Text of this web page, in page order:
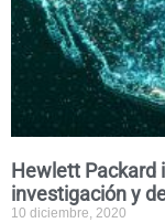
Hewlett Packard
investigación y
10 diciembre, 2020